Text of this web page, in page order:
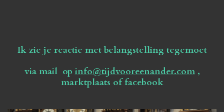
Ik zie je reactie met belangstelling tegemoet
via mail opinfo@tijdvooreenander.com,
marktplaats of facebook